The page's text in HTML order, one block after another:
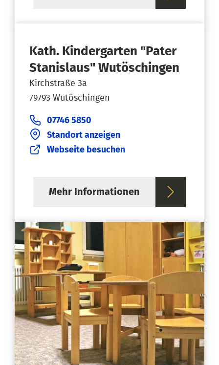
Kath. Kindergarten "Pater
Stanislaus" Wutöschingen
Kirchstraße 3a
79793 Wutöschingen
07746 5850
Standort anzeigen
Webseite besuchen
Mehr Informationen